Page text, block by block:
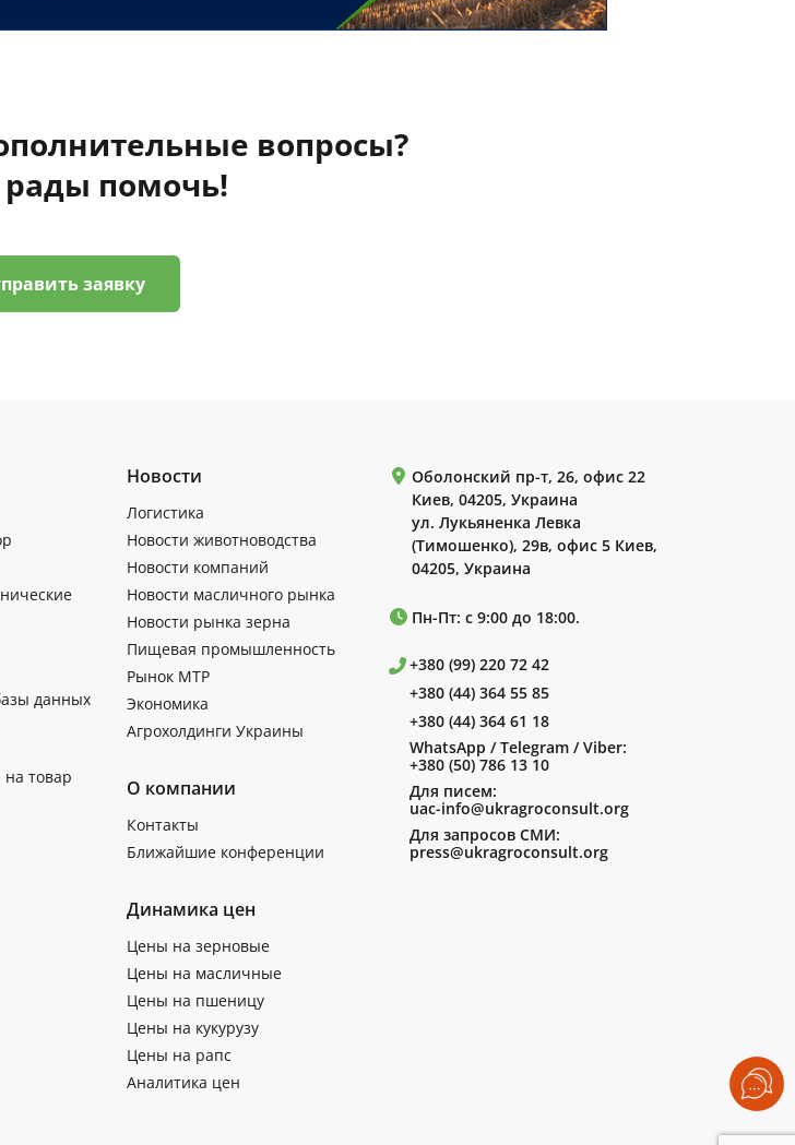
вопросы?
помочь!
заявку
данных
товар
Новости
Логистика
Новости животноводства
Новости компаний
Новости масличного рынка
Новости рынка зерна
Пищевая промышленность
Рынок МТР
Экономика
Агрохолдинги Украины
О компании
Контакты
Ближайшие конференции
Динамика цен
Цены на зерновые
Цены на масличные
Цены на пшеницу
Цены на кукурузу
Цены на рапс
Аналитика цен
Оболонский пр-т, 26, офис 22
Киев, 04205, Украина
ул. Лукьяненка Левка
(Тимошенко), 29в, офис 5 Киев,
04205, Украина
Пн-Пт: с 9:00 до 18:00.
+380 (99) 220 72 42
+380 (44) 364 55 85
+380 (44) 364 61 18
WhatsApp / Telegram / Viber:
+380 (50) 786 13 10
Для писем:
uac-info@ukragroconsult.org
Для запросов СМИ:
press@ukragroconsult.org